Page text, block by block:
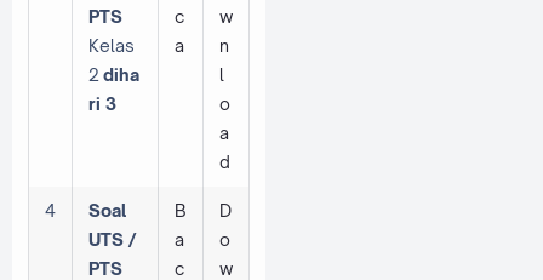
PTS
Kelas
2 diha
ri 3
c
a
w
n
l
o
a
d
4
Soal
UTS /
PTS
B
a
c
D
o
w